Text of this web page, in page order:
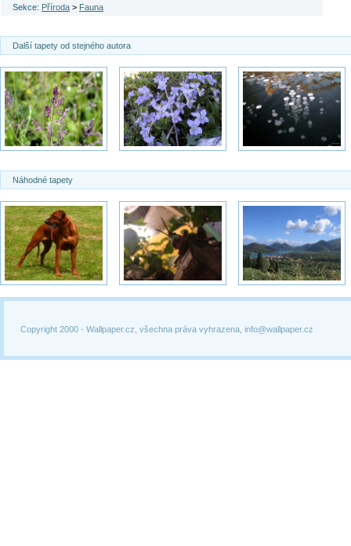
Sekce: Příroda > Fauna
Další tapety od stejného autora
Náhodné tapety
Copyright 2000 - Wallpaper.cz, všechna práva vyhrazena, info@wallpaper.cz